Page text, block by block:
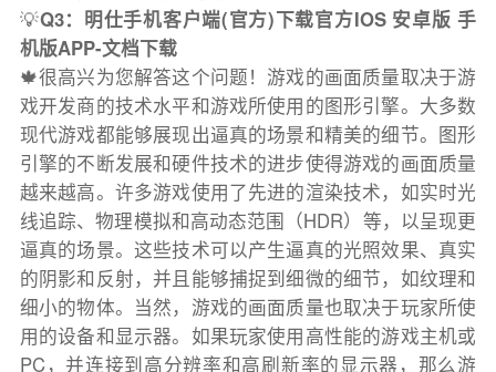
💡Q3：明仕手机客户端(官方)下载官方IOS 安卓版 手
机版APP-文档下载
🍁很高兴为您解答这个问题！游戏的画面质量取决于游
戏开发商的技术水平和游戏所使用的图形引擎。大多数
现代游戏都能够展现出逼真的场景和精美的细节。图形
引擎的不断发展和硬件技术的进步使得游戏的画面质量
越来越高。许多游戏使用了先进的渲染技术，如实时光
线追踪、物理模拟和高动态范围（HDR）等，以呈现更
逼真的场景。这些技术可以产生逼真的光照效果、真实
的阴影和反射，并且能够捕捉到细微的细节，如纹理和
细小的物体。当然，游戏的画面质量也取决于玩家所使
用的设备和显示器。如果玩家使用高性能的游戏主机或
PC，并连接到高分辨率和高刷新率的显示器，那么游